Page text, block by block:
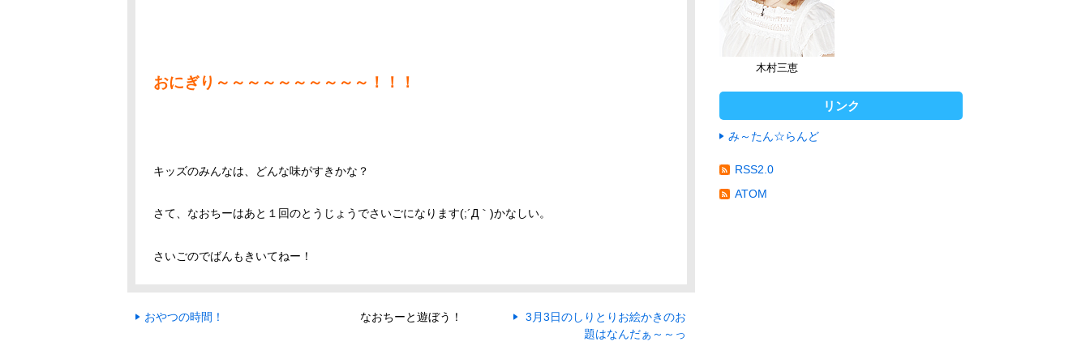
おにぎり～～～～～～～～～～！！！
キッズのみんなは、どんな味がすきかな？
さて、なおちーはあと１回のとうじょうでさいごになります(;´Д｀)かなしい。
さいごのでばんもきいてねー！
おやつの時間！ なおちーと遊ぼう！
3月3日のしりとりお絵かきのお
題はなんだぁ～～っ
木村三恵
リンク
み～たん☆らんど
RSS2.0
ATOM